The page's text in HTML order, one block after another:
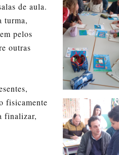
de aula.
turma,
pelos
outras
fisicamente
finalizar,